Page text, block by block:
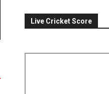
Live Cricket Score